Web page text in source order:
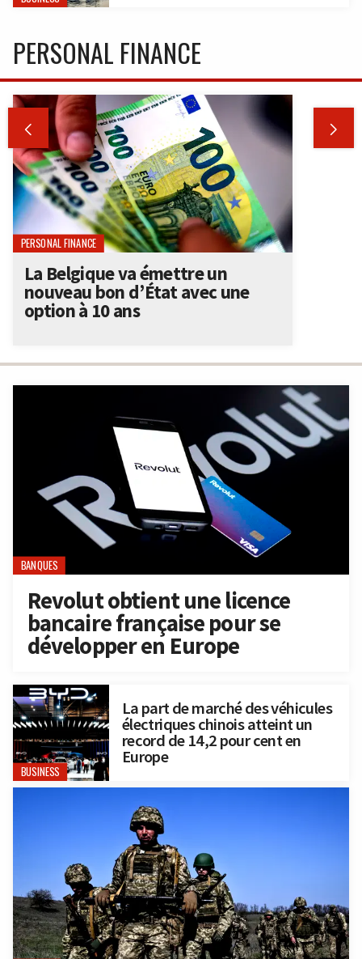
BANQUES
Revolut obtient une licence
bancaire française pour se
développer en Europe
BUSINESS
La part de marché des véhicules
électriques chinois atteint un
record de 14,2 pour cent en
Europe
PERSONAL FINANCE
 
PERSONAL FINANCE
La Belgique va émettre un
nouveau bon d’État avec une
option à 10 ans